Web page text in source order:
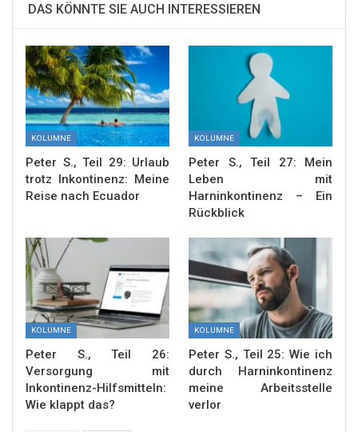
DAS KÖNNTE SIE AUCH INTERESSIEREN
KOLUMNE
Peter S., Teil 29: Urlaub
trotz Inkontinenz: Meine
Reise nach Ecuador
KOLUMNE
Peter S., Teil 27: Mein
Leben mit
Harninkontinenz – Ein
Rückblick
KOLUMNE
Peter S., Teil 26:
Versorgung mit
Inkontinenz-Hilfsmitteln:
Wie klappt das?
KOLUMNE
Peter S., Teil 25: Wie ich
durch Harninkontinenz
meine Arbeitsstelle
verlor